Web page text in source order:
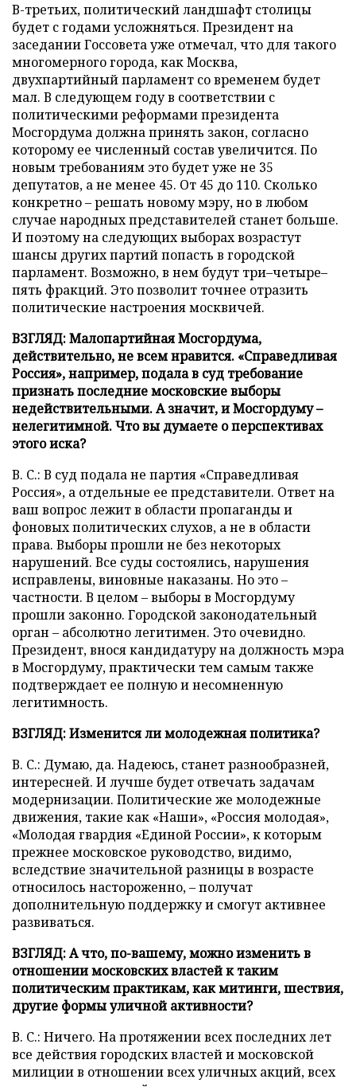
В-третьих, политический ландшафт столицы
будет с годами усложняться. Президент на
заседании Госсовета уже отмечал, что для такого
многомерного города, как Москва,
двухпартийный парламент со временем будет
мал. В следующем году в соответствии с
политическими реформами президента
Мосгордума должна принять закон, согласно
которому ее численный состав увеличится. По
новым требованиям это будет уже не 35
депутатов, а не менее 45. От 45 до 110. Сколько
конкретно – решать новому мэру, но в любом
случае народных представителей станет больше.
И поэтому на следующих выборах возрастут
шансы других партий попасть в городской
парламент. Возможно, в нем будут три–четыре–
пять фракций. Это позволит точнее отразить
политические настроения москвичей.
ВЗГЛЯД: Малопартийная Мосгордума,
действительно, не всем нравится. «Справедливая
Россия», например, подала в суд требование
признать последние московские выборы
недействительными. А значит, и Мосгордуму –
нелегитимной. Что вы думаете о перспективах
этого иска?
В. С.: В суд подала не партия «Справедливая
Россия», а отдельные ее представители. Ответ на
ваш вопрос лежит в области пропаганды и
фоновых политических слухов, а не в области
права. Выборы прошли не без некоторых
нарушений. Все суды состоялись, нарушения
исправлены, виновные наказаны. Но это –
частности. В целом – выборы в Мосгордуму
прошли законно. Городской законодательный
орган – абсолютно легитимен. Это очевидно.
Президент, внося кандидатуру на должность мэра
в Мосгордуму, практически тем самым также
подтверждает ее полную и несомненную
легитимность.
ВЗГЛЯД: Изменится ли молодежная политика?
В. С.: Думаю, да. Надеюсь, станет разнообразней,
интересней. И лучше будет отвечать задачам
модернизации. Политические же молодежные
движения, такие как «Наши», «Россия молодая»,
«Молодая гвардия «Единой России», к которым
прежнее московское руководство, видимо,
вследствие значительной разницы в возрасте
относилось настороженно, – получат
дополнительную поддержку и смогут активнее
развиваться.
ВЗГЛЯД: А что, по-вашему, можно изменить в
отношении московских властей к таким
политическим практикам, как митинги, шествия,
другие формы уличной активности?
В. С.: Ничего. На протяжении всех последних лет
все действия городских властей и московской
милиции в отношении всех уличных акций, всех